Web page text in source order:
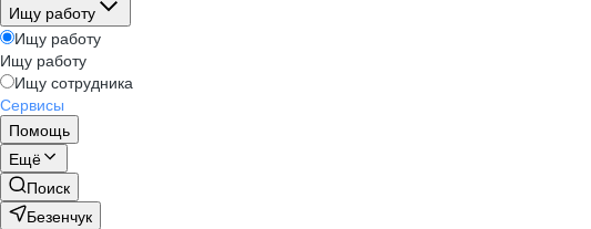
Ищу работу
Ищу работу
Ищу работу
Ищу сотрудника
Сервисы
Помощь
Ещё
Поиск
Безенчук